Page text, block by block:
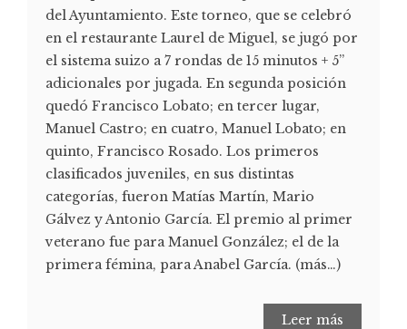
del Ayuntamiento. Este torneo, que se celebró
en el restaurante Laurel de Miguel, se jugó por
el sistema suizo a 7 rondas de 15 minutos + 5”
adicionales por jugada. En segunda posición
quedó Francisco Lobato; en tercer lugar,
Manuel Castro; en cuatro, Manuel Lobato; en
quinto, Francisco Rosado. Los primeros
clasificados juveniles, en sus distintas
categorías, fueron Matías Martín, Mario
Gálvez y Antonio García. El premio al primer
veterano fue para Manuel González; el de la
primera fémina, para Anabel García. (más…)
Leer más